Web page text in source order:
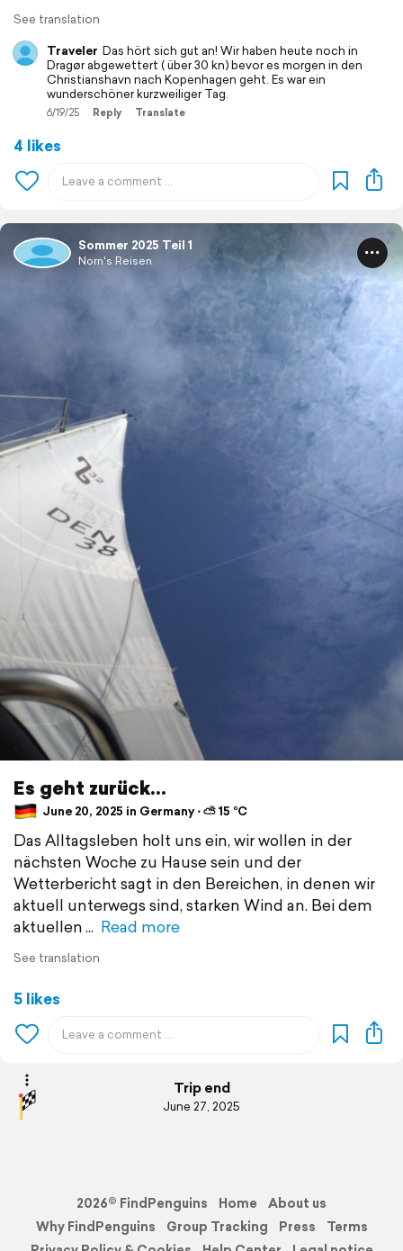
See translation
Traveler Das hört sich gut an! Wir haben heute noch in
Dragør abgewettert ( über 30 kn) bevor es morgen in den
Christianshavn nach Kopenhagen geht. Es war ein
wunderschöner kurzweiliger Tag.
6/19/25 Reply Translate
4 likes
Sommer 2025 Teil 1
Norn's Reisen
Es geht zurück...
June 20, 2025 in Germany ⋅ ⛅ 15 °C
Das Alltagsleben holt uns ein, wir wollen in der
nächsten Woche zu Hause sein und der
Wetterbericht sagt in den Bereichen, in denen wir
aktuell unterwegs sind, starken Wind an. Bei dem
aktuellen
Read more
See translation
5 likes
Trip end
June 27, 2025
2026© FindPenguins Home
About us
Why FindPenguins
Group Tracking Press
Terms